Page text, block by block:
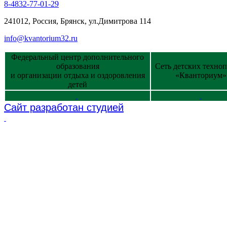
8-4832-77-01-29
241012, Россия, Брянск, ул.Димитрова 114
info@kvantorium32.ru
Федеральный центр дополнительного
образования
и организации отдыха и оздоровления
детей
Сеть детских
«Кванториум»
Сайт разработан студией